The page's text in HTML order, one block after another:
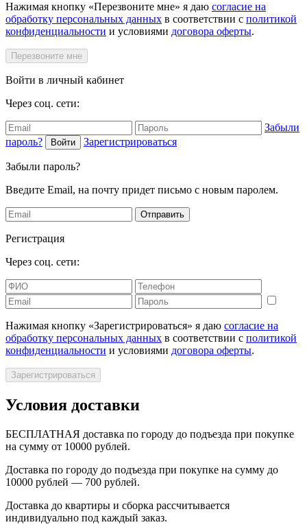
Нажимая кнопку «Перезвоните мне» я даю согласие на
обработку персональных данных в соответствии с политикой
конфиденциальности и условиями договора оферты.
Перезвоните мне
Войти в личный кабинет
Через соц. сети:
Забыли
пароль?
Войти Зарегистрироваться
Забыли пароль?
Введите Email, на почту придет письмо с новым паролем.
Отправить
Регистрация
Через соц. сети:
Нажимая кнопку «Зарегистрироваться» я даю согласие на
обработку персональных данных в соответствии с политикой
конфиденциальности и условиями договора оферты.
Зарегистрироваться
Условия доставки
БЕСПЛАТНАЯ доставка по городу до подъезда при покупке
на сумму от 10000 рублей.
Доставка по городу до подъезда при покупке на сумму до
10000 рублей — 700 рублей.
Доставка до квартиры и сборка рассчитывается
индивидуально под каждый заказ.